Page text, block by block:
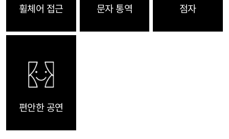
휠체어 접근 문자 통역 점자
편안한 공연